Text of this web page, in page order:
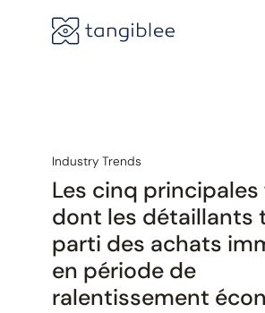
Industry Trends
Les cinq
dont les détaillants
parti des achats
en période de
ralentissement